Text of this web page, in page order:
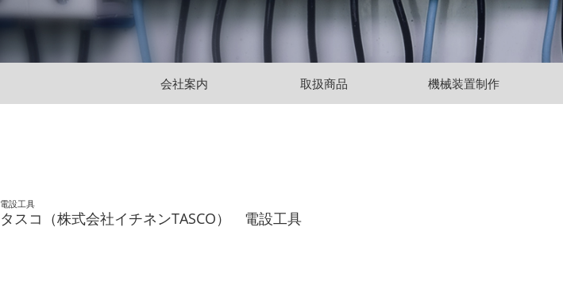
会社案内 取扱商品 機械装置制作
電設工具
タスコ（株式会社イチネンTASCO） 電設工具